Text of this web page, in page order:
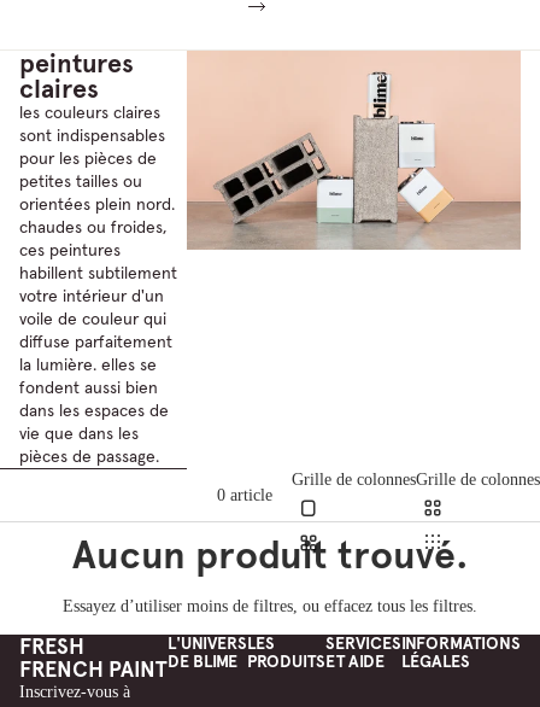
peintures
claires
les couleurs claires
sont indispensables
pour les pièces de
petites tailles ou
orientées plein nord.
chaudes ou froides,
ces peintures
habillent subtilement
votre intérieur d'un
voile de couleur qui
diffuse parfaitement
la lumière. elles se
fondent aussi bien
dans les espaces de
vie que dans les
pièces de passage.
Passer à la liste des résultats
0 article
Grille de colonnesGrille de colonnes
Aucun produit trouvé.
Essayez d’utiliser moins de filtres, ou effacez tous les filtres.
FRESH
FRENCH PAINT
Inscrivez-vous à
L'UNIVERS
DE BLIME
LES
PRODUITS
SERVICES
ET AIDE
INFORMATIONS
LÉGALES